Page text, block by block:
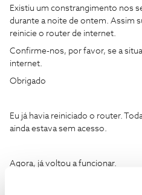
Existiu um constrangimento nos
durante a noite de ontem. Assim
reinicie o router de internet.
Confirme-nos, por favor, se a
internet.
Obrigado
Eu já havia reiniciado o router.
ainda estava sem acesso.
Agora, já voltou a funcionar.
O problema é que que não
para trabalhar, mesmo que seja